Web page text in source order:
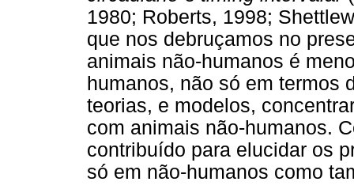
1980; Roberts, 1998;
que nos debruçamos no
animais não-humanos é
humanos, não só em termos
teorias, e modelos,
com animais não-humanos.
contribuído para elucidar os
só em não-humanos como